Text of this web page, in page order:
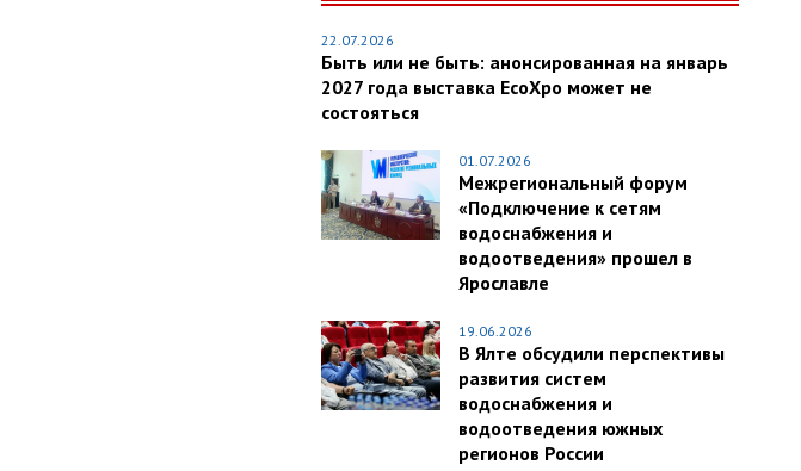
22.07.2026
Быть или не быть: анонсированная на январь
2027 года выставка EcoXpo может не
состояться
01.07.2026
Межрегиональный форум
«Подключение к сетям
водоснабжения и
водоотведения» прошел в
Ярославле
19.06.2026
В Ялте обсудили перспективы
развития систем
водоснабжения и
водоотведения южных
регионов России